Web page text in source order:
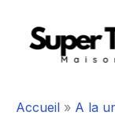
contenu
Accueil
A la